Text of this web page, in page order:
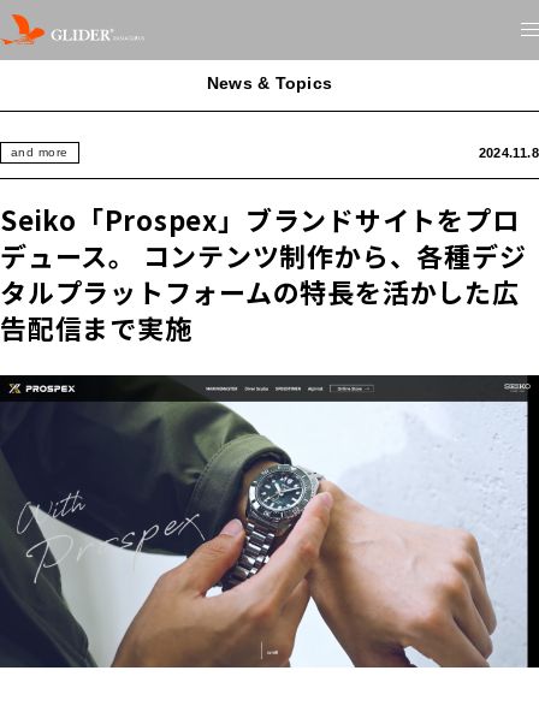
News & Topics
and more 2024.11.8
Seiko「Prospex」ブランドサイトをプロ
デュース。 コンテンツ制作から、各種デジ
タルプラットフォームの特長を活かした広
告配信まで実施